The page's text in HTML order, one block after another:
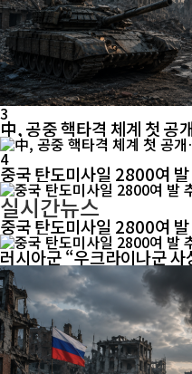
3
中, 공중 핵타격 체계 첫
4
중국 탄도미사일 2800여
실시간뉴스
중국 탄도미사일 2800여
러시아군 “우크라이나군